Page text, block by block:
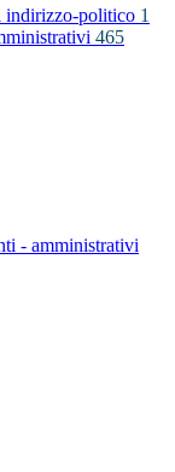
indirizzo-politico 1
465
- amministrativi